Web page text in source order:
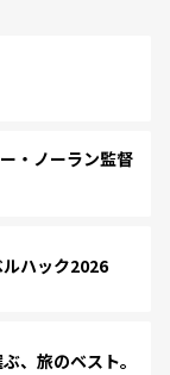
・ノーラン監督
ハック2026
、旅のベスト。